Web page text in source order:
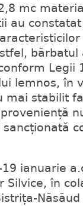
mc
au
Legii
lemnos, în
mai stabilit
ianuarie
Silvice, în